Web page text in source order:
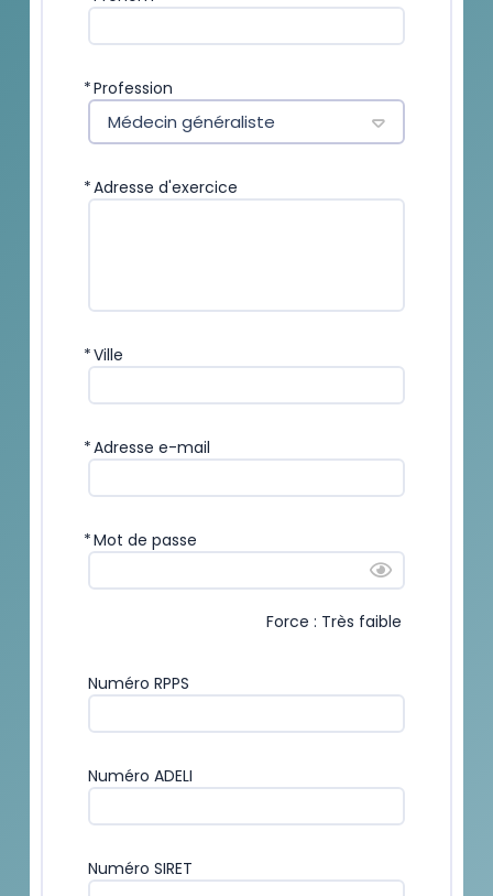
*Profession
Médecin généraliste
*Adresse d'exercice
*Ville
*Adresse e-mail
*Mot de passe
Force : Très faible
Numéro RPPS
Numéro ADELI
Numéro SIRET